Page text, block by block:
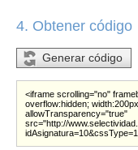
4. Obtener código
Generar código
<iframe scrolling="no"
overflow:hidden;
allowTransparency="true"
src="http://